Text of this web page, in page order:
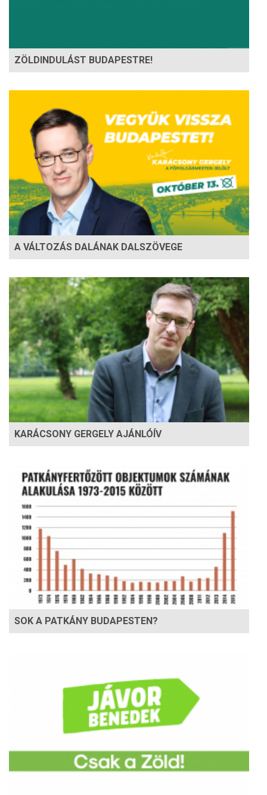
ZÖLDINDULÁST BUDAPESTRE!
A VÁLTOZÁS DALÁNAK DALSZÖVEGE
KARÁCSONY GERGELY AJÁNLÓÍV
SOK A PATKÁNY BUDAPESTEN?